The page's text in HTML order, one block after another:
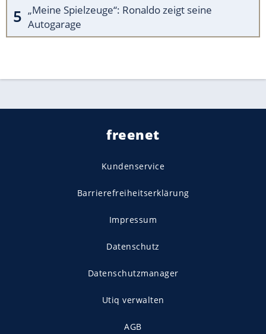
„Meine Spielzeuge“: Ronaldo zeigt seine
Autogarage
freenet
Kundenservice
Barrierefreiheitserklärung
Impressum
Datenschutz
Datenschutzmanager
Utiq verwalten
AGB